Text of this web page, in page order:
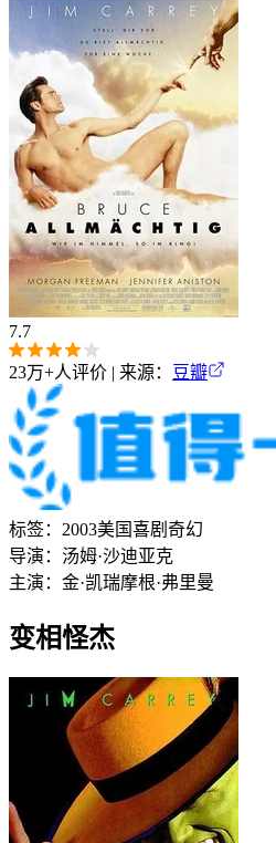
7.7
23万+人评价 | 来源： 豆瓣
标签： 2003美国喜剧 奇幻
导演： 汤姆·沙迪亚克
主演： 金·凯瑞摩根·弗里曼
变相怪杰